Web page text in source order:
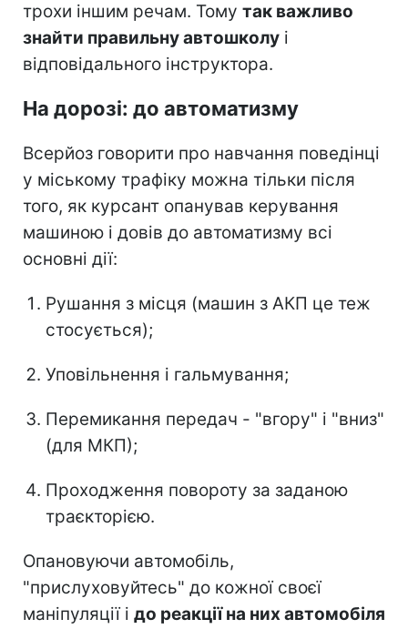
трохи іншим речам. Тому так важливо
знайти правильну автошколу і
відповідального інструктора.
На дорозі: до автоматизму
Всерйоз говорити про навчання поведінці
у міському трафіку можна тільки після
того, як курсант опанував керування
машиною і довів до автоматизму всі
основні дії:
Рушання з місця (машин з АКП це теж
стосується);
Уповільнення і гальмування;
Перемикання передач - "вгору" і "вниз"
(для МКП);
Проходження повороту за заданою
траєкторією.
Опановуючи автомобіль,
"прислуховуйтесь" до кожної своєї
маніпуляції і до реакції на них автомобіля